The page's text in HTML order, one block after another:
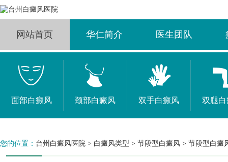
网站首页 华仁简介 医生团队
面部白癜风 颈部白癜风 双手白癜风 双腿
您的位置： 台州白癜风医院 > 白癜风类型 > 节段型白癜风 > 节段型白癜